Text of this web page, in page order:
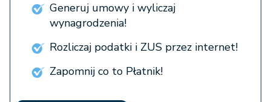
Generuj umowy i wyliczaj
wynagrodzenia!
Rozliczaj podatki i ZUS przez internet!
Zapomnij co to Płatnik!